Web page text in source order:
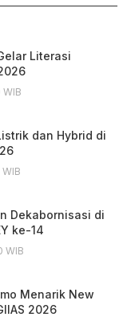
Literasi
dan Hybrid di
Dekabornisasi di
ke-14
WIB
Menarik New
2026